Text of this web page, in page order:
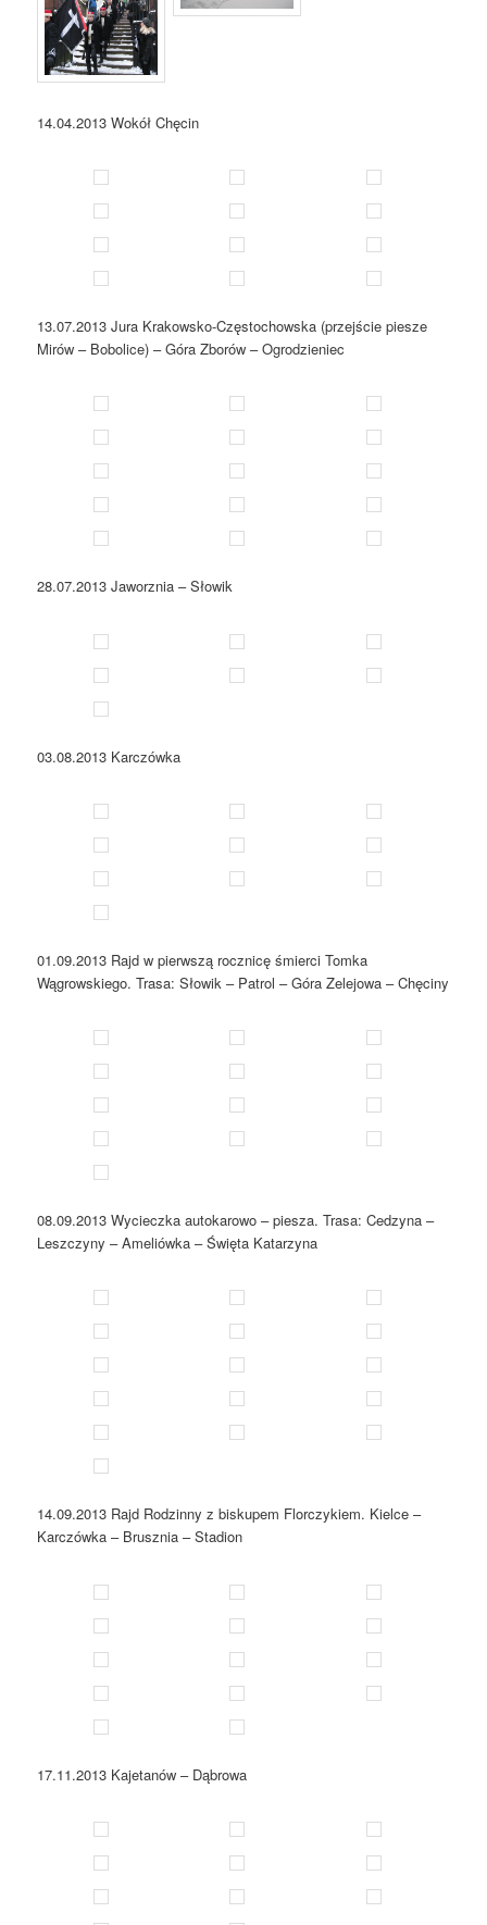
14.04.2013 Wokół Chęcin
13.07.2013 Jura Krakowsko-Częstochowska (przejście piesze
Mirów – Bobolice) – Góra Zborów – Ogrodzieniec
28.07.2013 Jaworznia – Słowik
03.08.2013 Karczówka
01.09.2013 Rajd w pierwszą rocznicę śmierci Tomka
Wągrowskiego. Trasa: Słowik – Patrol – Góra Zelejowa – Chęciny
08.09.2013 Wycieczka autokarowo – piesza. Trasa: Cedzyna –
Leszczyny – Ameliówka – Święta Katarzyna
14.09.2013 Rajd Rodzinny z biskupem Florczykiem. Kielce –
Karczówka – Brusznia – Stadion
17.11.2013 Kajetanów – Dąbrowa